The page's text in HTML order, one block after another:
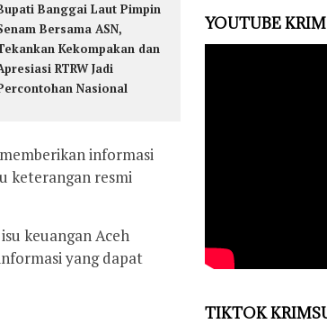
Banggai Laut Pimpin
Bersama ASN,
Kekompakan dan
RTRW Jadi
Nasional
informasi
keterangan resmi
keuangan Aceh
yang dapat
YOUTUBE
TIKTOK